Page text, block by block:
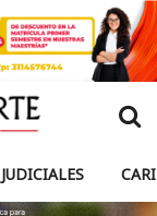
JUDICIALES